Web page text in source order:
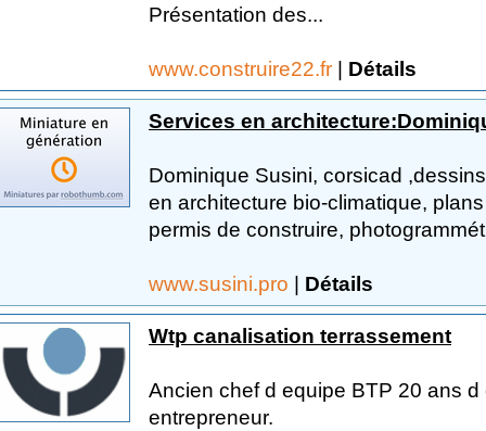
Présentation des...
www.construire22.fr | Détails
Services en
Dominique Susini, corsicad
en architecture bio-climatique,
permis de construire,
www.susini.pro | Détails
Wtp canalisation terrassement
Ancien chef d equipe BTP 20 ans
entrepreneur.